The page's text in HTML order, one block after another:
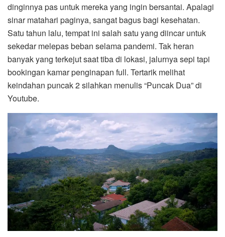
dinginnya pas untuk mereka yang ingin bersantai. Apalagi
sinar matahari paginya, sangat bagus bagi kesehatan.
Satu tahun lalu, tempat ini salah satu yang diincar untuk
sekedar melepas beban selama pandemi. Tak heran
banyak yang terkejut saat tiba di lokasi, jalurnya sepi tapi
bookingan kamar penginapan full. Tertarik melihat
keindahan puncak 2 silahkan menulis “Puncak Dua” di
Youtube.